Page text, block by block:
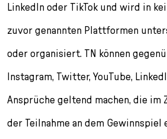
g
s
e
e
t
i
LinkedIn oder TikTok und wird in
zuvor genannten Plattformen
oder organisiert. TN können
Instagram, Twitter, YouTube,
Ansprüche geltend machen, die im
der Teilnahme an dem Gewinnspiel